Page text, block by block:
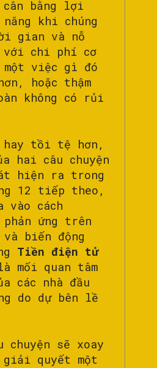
bằng lợi
khi chúng
gian và nỗ
chi phí cơ
một việc gì đó
hoặc thậm
không có rủi
hay tồi tệ hơn,
hai câu chuyện
hiện ra trong
12 tiếp theo,
vào cách
phản ứng trên
biến động
Tiền điện tử
mối quan tâm
các nhà đầu
do dự bên lề
chuyện sẽ xoay
giải quyết một